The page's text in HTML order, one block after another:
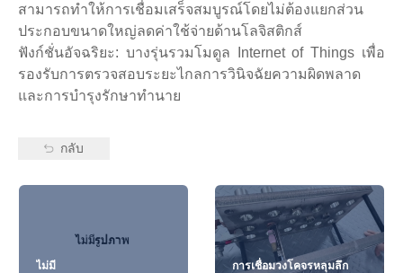
สามารถทำให้การเชื่อมเสร็จสมบูรณ์โดยไม่ต้องแยกส่วน
ประกอบขนาดใหญ่ลดค่าใช้จ่ายด้านโลจิสติกส์
ฟังก์ชั่นอัจฉริยะ: บางรุ่นรวมโมดูล Internet of Things เพื่อ
รองรับการตรวจสอบระยะไกลการวินิจฉัยความผิดพลาด
และการบำรุงรักษาทำนาย
กลับ
ไม่มี การเชื่อมวงโคจรหลุมลึก